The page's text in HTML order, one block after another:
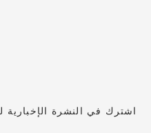
اشترك في النشرة